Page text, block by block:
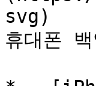
svg)
휴대폰 백